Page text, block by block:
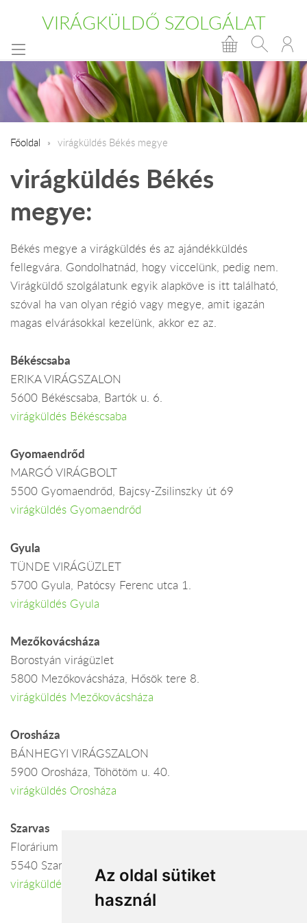
Az oldal sütiket
használ
VIRÁGKÜLDŐ SZOLGÁLAT
Főoldal virágküldés Békés megye
virágküldés Békés
megye:
Békés megye a virágküldés és az ajándékküldés
fellegvára. Gondolhatnád, hogy viccelünk, pedig nem.
Virágküldő szolgálatunk egyik alapköve is itt található,
szóval ha van olyan régió vagy megye, amit igazán
magas elvárásokkal kezelünk, akkor ez az.
Békéscsaba
ERIKA VIRÁGSZALON
5600 Békéscsaba, Bartók u. 6.
virágküldés Békéscsaba
Gyomaendrőd
MARGÓ VIRÁGBOLT
5500 Gyomaendrőd, Bajcsy-Zsilinszky út 69
virágküldés Gyomaendrőd
Gyula
TÜNDE VIRÁGÜZLET
5700 Gyula, Patócsy Ferenc utca 1.
virágküldés Gyula
Mezőkovácsháza
Borostyán virágüzlet
5800 Mezőkovácsháza, Hősök tere 8.
virágküldés Mezőkovácsháza
Orosháza
BÁNHEGYI VIRÁGSZALON
5900 Orosháza, Töhötöm u. 40.
virágküldés Orosháza
Szarvas
Florárium
5540 Szarvas, Lehel u. 3-5.
virágküldés Szarvas